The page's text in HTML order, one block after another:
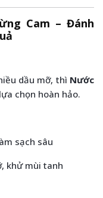
Cam – Đánh
dầu mỡ, thì Nước
chọn hoàn hảo.
sạch sâu
khử mùi tanh